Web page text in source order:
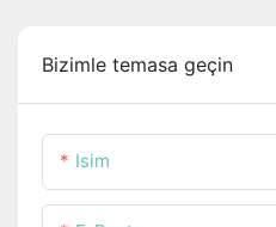
Bizimle temasa geçin
Isim